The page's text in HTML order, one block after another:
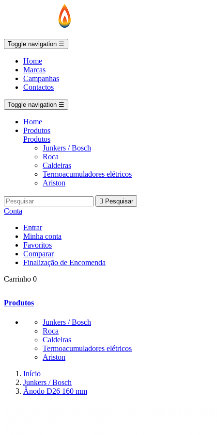
Toggle navigation ☰
Home
Marcas
Campanhas
Contactos
Toggle navigation ☰
Home
Produtos
Produtos
Junkers / Bosch
Roca
Caldeiras
Termoacumuladores elétricos
Ariston
 Pesquisar
Conta
Entrar
Minha conta
Favoritos
Comparar
Finalização de Encomenda
Carrinho 0
Produtos
Junkers / Bosch
Roca
Caldeiras
Termoacumuladores elétricos
Ariston
Início
Junkers / Bosch
Ânodo D26 160 mm